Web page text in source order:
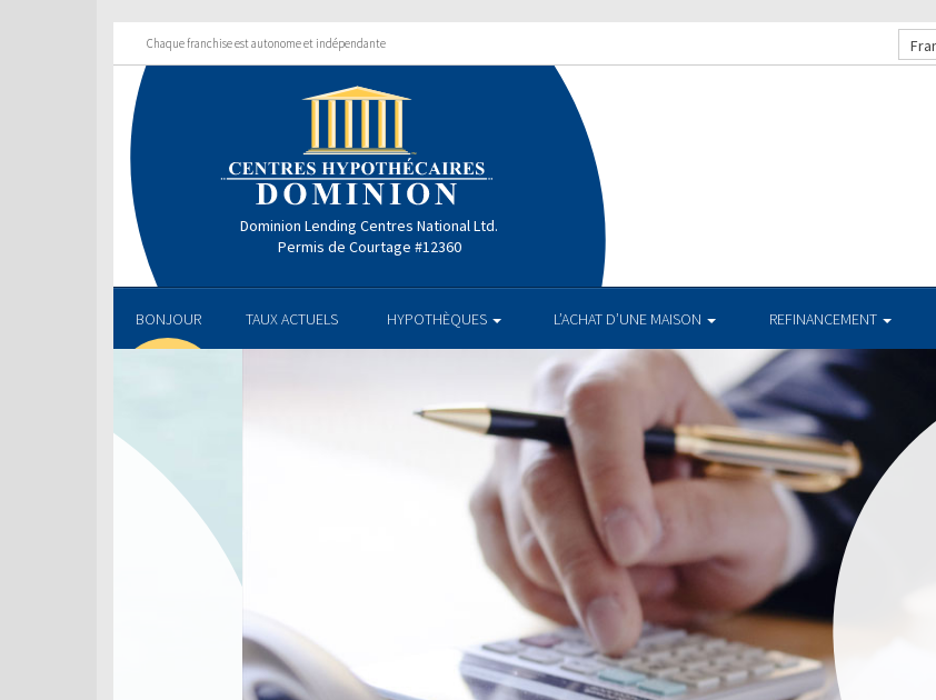
Chaque franchise est autonome et indépendante
Dominion Lending Centres National Ltd.
Permis de Courtage #12360
BONJOUR TAUX ACTUELS HYPOTHÈQUES L’ACHAT D’UNE MAISON REFINANCEMENT
TAUX
Nos
qui
d’œil à